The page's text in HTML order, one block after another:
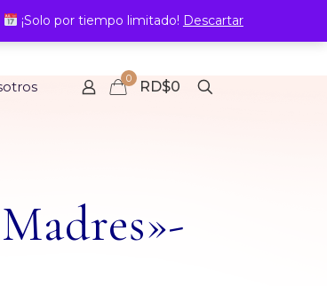
0 RD$0
¡Solo por tiempo limitado! Descartar